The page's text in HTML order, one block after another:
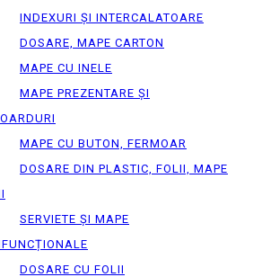
INDEXURI ȘI INTERCALATOARE
DOSARE, MAPE CARTON
MAPE CU INELE
MAPE PREZENTARE ȘI
MAPE CU BUTON, FERMOAR
DOSARE DIN PLASTIC, FOLII, MAPE
SERVIETE ȘI MAPE
DOSARE CU FOLII